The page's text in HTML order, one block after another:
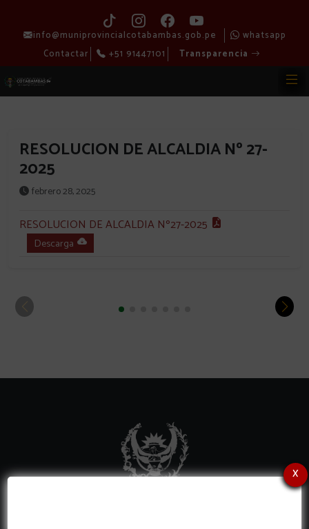
info@muniprovincialcotabambas.gob.pe
whatsapp
Contactar
+51 91447101 Transparencia
RESOLUCION DE ALCALDIA Nº 27-
2025
febrero 28, 2025
RESOLUCION DE ALCALDIA Nº27-2025
Descarga
x